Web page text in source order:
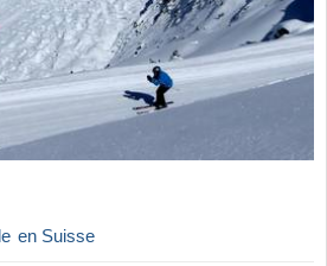
en Suisse